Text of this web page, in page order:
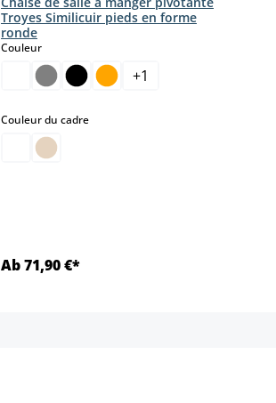
Troyes Similicuir pieds en forme
ronde
Couleurselect
+1
Couleur du cadreselect
Ab 71,90 €*